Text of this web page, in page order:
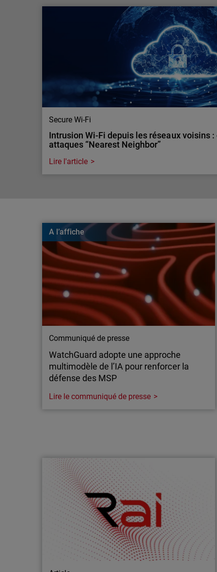
WatchGuard ThreatSync+ NDR élu Produit
ThreatSync+ NDR remporte le CRN Product of
cloud-native et IA offrant détection rapide,
Secure Wi-Fi
Intrusion Wi-Fi depuis les réseaux voisins
attaques “Nearest Neighbor”
Les attaques “Nearest Neighbor” permettent à
un réseau d’entreprise… depuis un réseau Wi-Fi
elles fonctionnent et comment les bloquer grâce
intégrant la sécurité sans fil.
Lire l'article
A l’affiche
Communiqué de presse
WatchGuard adopte une approche
multimodèle de l’IA pour renforcer la
défense des MSP
défense des MSP
WatchGuard® Technologies, leader mondial
de la cybersécurité unifiée pour les
fournisseurs de services managés (MSP),
annonce aujourd’hui de nouveaux
investissements dans l’IA appliquée à la
sécurité des applications, élargissant ainsi
son accès aux capacités avancées d’OpenAI
et d’Anthropic…
Lire le communiqué de presse